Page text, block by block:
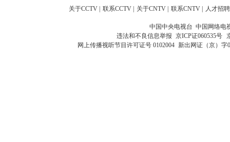
关于CCTV 联系CCTV 关于CNTV 联系CNTV 人才招聘
中国中央电视台 中国网络电
违法和不良信息举报 京ICP证060535号
网上传播视听节目许可证号 0102004 新出网证（京）